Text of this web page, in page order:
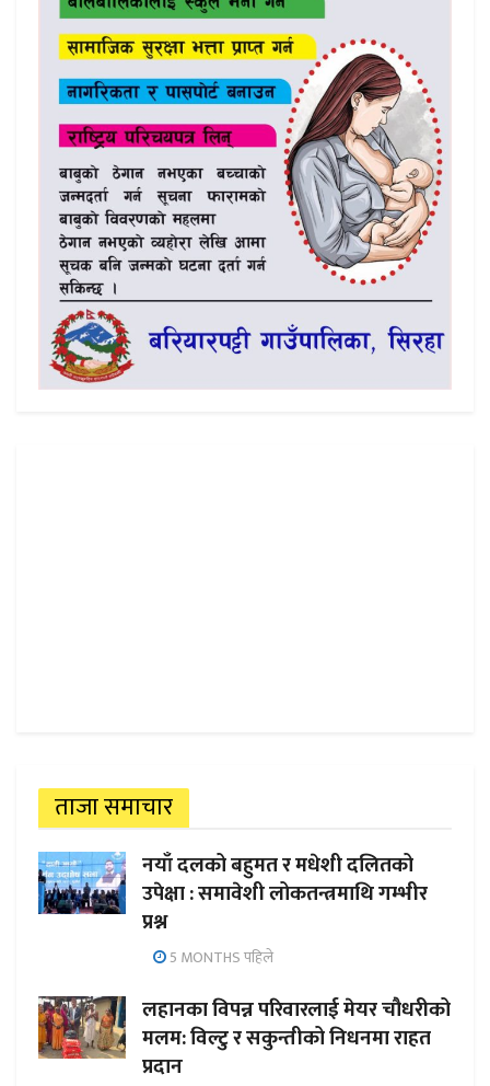
ताजा समाचार
नयाँ दलको बहुमत र मधेशी दलितको
उपेक्षा : समावेशी लोकतन्त्रमाथि गम्भीर
प्रश्न
5 MONTHS पहिले
लहानका विपन्न परिवारलाई मेयर चौधरीको
मलम: विल्टु र सकुन्तीको निधनमा राहत
प्रदान